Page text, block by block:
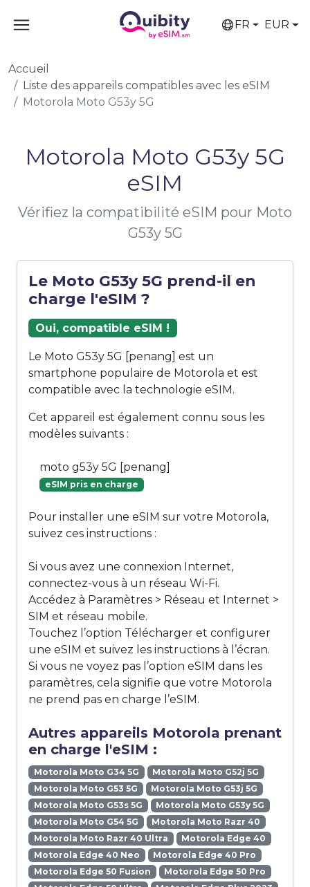
FR EUR
Accueil
Liste des appareils compatibles avec les eSIM
Motorola Moto G53y 5G
Motorola Moto G53y 5G
eSIM
Vérifiez la compatibilité eSIM pour Moto
G53y 5G
Le Moto G53y 5G prend-il en
charge l'eSIM ?
Oui, compatible eSIM !
Le Moto G53y 5G [penang] est un
smartphone populaire de Motorola et est
compatible avec la technologie eSIM.
Cet appareil est également connu sous les
modèles suivants :
moto g53y 5G [penang]
eSIM pris en charge
Pour installer une eSIM sur votre Motorola,
suivez ces instructions :
Si vous avez une connexion Internet,
connectez-vous à un réseau Wi-Fi.
Accédez à Paramètres > Réseau et Internet >
SIM et réseau mobile.
Touchez l’option Télécharger et configurer
une eSIM et suivez les instructions à l’écran.
Si vous ne voyez pas l’option eSIM dans les
paramètres, cela signifie que votre Motorola
ne prend pas en charge l’eSIM.
Autres appareils Motorola prenant
en charge l'eSIM :
Motorola Moto G34 5G
Motorola Moto G52j 5G
Motorola Moto G53 5G
Motorola Moto G53j 5G
Motorola Moto G53s 5G
Motorola Moto G53y 5G
Motorola Moto G54 5G
Motorola Moto Razr 40
Motorola Moto Razr 40 Ultra
Motorola Edge 40
Motorola Edge 40 Neo
Motorola Edge 40 Pro
Motorola Edge 50 Fusion
Motorola Edge 50 Pro